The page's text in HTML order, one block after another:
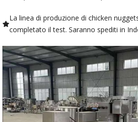
La linea di produzione di chicken
completato il test. Saranno spediti in